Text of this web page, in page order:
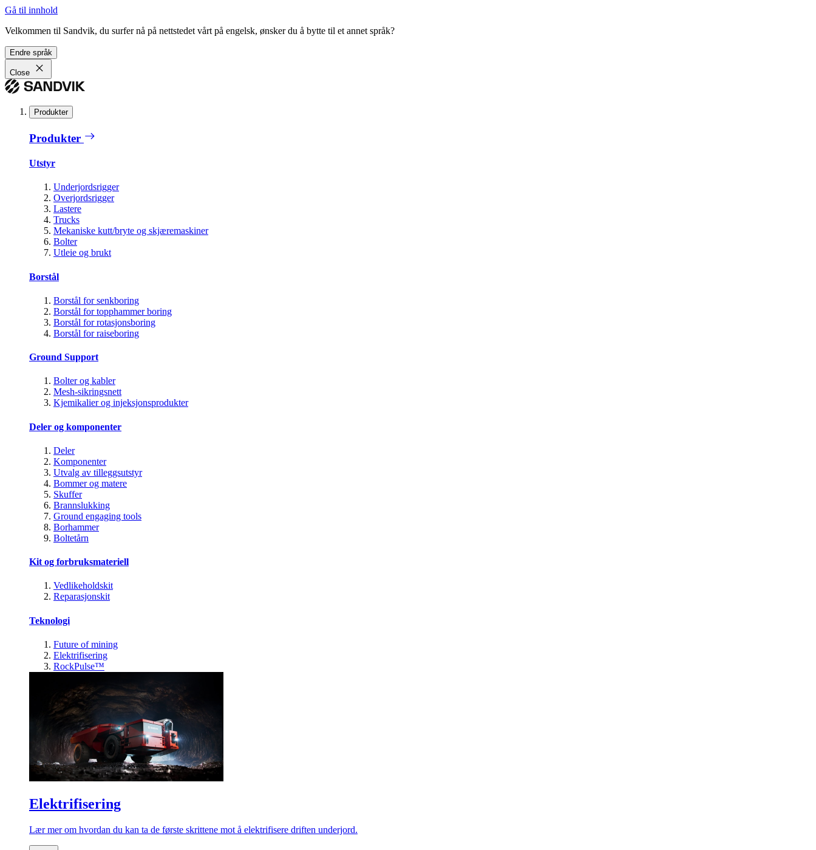
Gå til innhold
Velkommen til Sandvik, du surfer nå på nettstedet vårt på engelsk, ønsker du å bytte til et annet språk?
Endre språk
Close
Produkter
Produkter
Utstyr
Underjordsrigger
Overjordsrigger
Lastere
Trucks
Mekaniske kutt/bryte og skjæremaskiner
Bolter
Utleie og brukt
Borstål
Borstål for senkboring
Borstål for topphammer boring
Borstål for rotasjonsboring
Borstål for raiseboring
Ground Support
Bolter og kabler
Mesh-sikringsnett
Kjemikalier og injeksjonsprodukter
Deler og komponenter
Deler
Komponenter
Utvalg av tilleggsutstyr
Bommer og matere
Skuffer
Brannslukking
Ground engaging tools
Borhammer
Boltetårn
Kit og forbruksmateriell
Vedlikeholdskit
Reparasjonskit
Teknologi
Future of mining
Elektrifisering
RockPulse™
Elektrifisering
Lær mer om hvordan du kan ta de første skrittene mot å elektrifisere driften underjord.